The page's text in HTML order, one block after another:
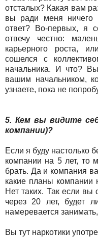
отсталых? Какая вам
вы ради меня ничего
ответ? Во-первых, я
отвечу честно:
карьерного роста,
сошелся с
начальника. И что?
вашим начальником,
узнаете, пока не
5. Кем вы видите
компании)?
Если я буду настолько
компании на 5 лет, то
брать. Да и компания
какие планы компании
Нет таких. Так если вы
через 20 лет, будет
намеревается
Вы тут наркотики